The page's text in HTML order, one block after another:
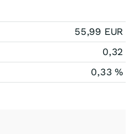
55,99 EUR
0,32
0,33 %